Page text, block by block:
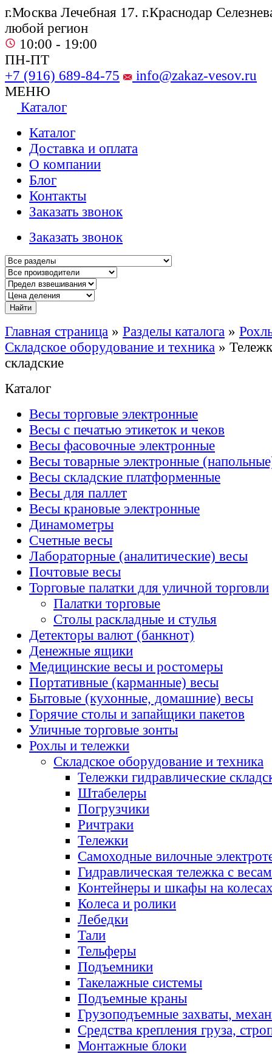
г.Москва Лечебная 17. г.Краснодар
любой регион
10:00 - 19:00
ПН-ПТ
+7 (916) 689-84-75
info@zakaz-vesov.ru
МЕНЮ
Каталог
Каталог
Доставка и оплата
О компании
Блог
Контакты
Заказать звонок
Заказать звонок
Главная страница » Разделы каталога »
Складское оборудование и техника »
складские
Каталог
Весы торговые электронные
Весы с печатью этикеток и чеков
Весы фасовочные электронные
Весы товарные электронные
Весы складские платформенные
Весы для паллет
Весы крановые электронные
Динамометры
Счетные весы
Лабораторные (аналитические) весы
Почтовые весы
Торговые палатки для уличной торговли
Палатки торговые
Столы раскладные и стулья
Детекторы валют (банкнот)
Денежные ящики
Медицинские весы и ростомеры
Портативные (карманные) весы
Бытовые (кухонные, домашние) весы
Горячие столы и запайщики пакетов
Уличные торговые зонты
Рохлы и тележки
Складское оборудование и техника
Тележки гидравлические
Штабелеры
Погрузчики
Ричтраки
Тележки
Самоходные вилочные
Гидравлическая тележка с
Контейнеры и шкафы на
Колеса и ролики
Лебедки
Тали
Тельферы
Подъемники
Такелажные системы
Подъемные краны
Грузоподъемные захваты,
Средства крепления груза,
Монтажные блоки